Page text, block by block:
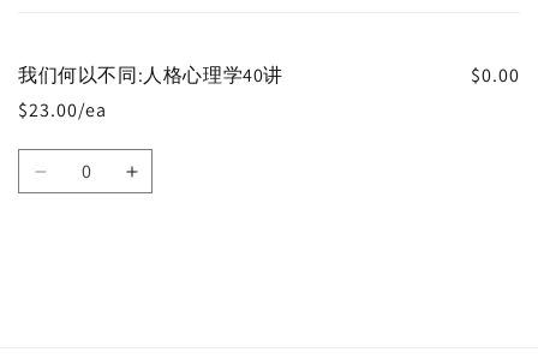
我们何以不同:人格心理学40讲
$23.00/ea
$0.00
Quantity
Decrease Increase